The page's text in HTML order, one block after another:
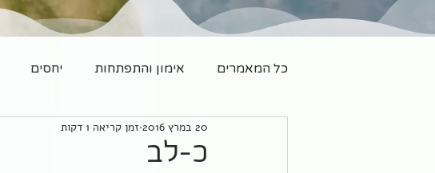
כל המאמרים אימון והתפתחות יחסים
משפחה חדשה יוגה
כ-לב
20 במרץ 2016 זמן קריאה 1 דקות